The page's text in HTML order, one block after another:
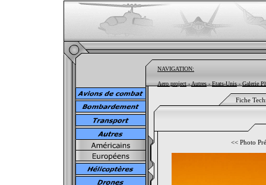
NAVIGATION:
Aero project-Autres-Etats-Unis-Galerie
Fiche
<< Photo